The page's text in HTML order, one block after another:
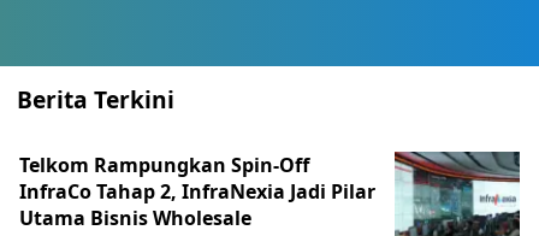
Berita Terkini
Telkom Rampungkan Spin-Off
InfraCo Tahap 2, InfraNexia Jadi Pilar
Utama Bisnis Wholesale